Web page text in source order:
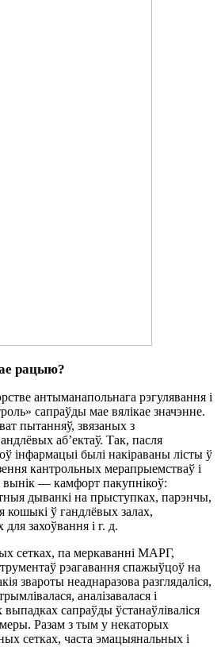
рацыю?
антыманапольнага рэгулявання і
сапраўды мае вялікае значэнне.
пытанняў, звязаных з
аб’ектаў. Так, пасля
інфармацыі былі накіраваны лісты ў
кантрольных мерапрыемстваў і
вынік — камфорт пакупнікоў:
дыванкі на прыступках, парэнчы,
кошыкі ў гандлёвых залах,
захоўвання і г. д.
сетках, па меркаванні МАРГ,
рэагавання спажыўцоў на
звароты неаднаразова разглядаліся,
аналізавалася і
сапраўды ўстанаўліваліся
Разам з тым у некаторых
сетках, часта эмацыянальных і